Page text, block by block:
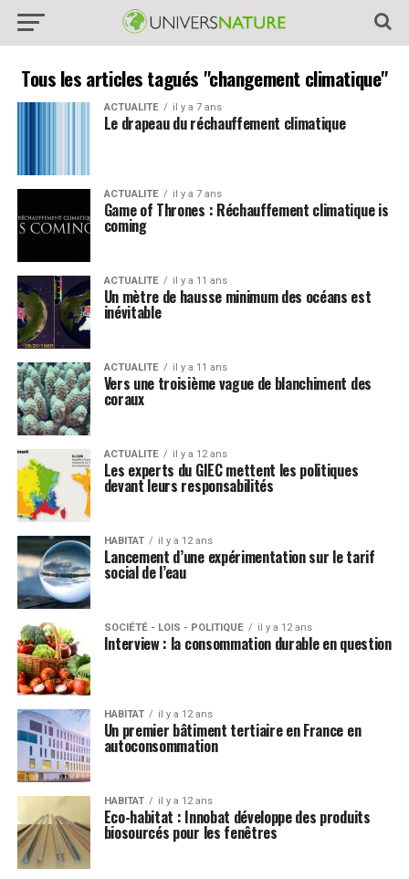
Tous les articles tagués "changement climatique"
ACTUALITE il y a 7 ans
Le drapeau du réchauffement climatique
ACTUALITE il y a 7 ans
Game of Thrones : Réchauffement climatique is
coming
ACTUALITE il y a 11 ans
Un mètre de hausse minimum des océans est
inévitable
ACTUALITE il y a 11 ans
Vers une troisième vague de blanchiment des
coraux
ACTUALITE il y a 12 ans
Les experts du GIEC mettent les politiques
devant leurs responsabilités
HABITAT il y a 12 ans
Lancement d’une expérimentation sur le tarif
social de l’eau
SOCIÉTÉ - LOIS - POLITIQUE il y a 12 ans
Interview : la consommation durable en question
HABITAT il y a 12 ans
Un premier bâtiment tertiaire en France en
autoconsommation
HABITAT il y a 12 ans
Eco-habitat : Innobat développe des produits
biosourcés pour les fenêtres